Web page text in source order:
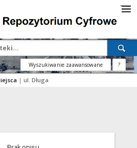
Wyszukiwanie zaawansowane ?
| ul. Długa